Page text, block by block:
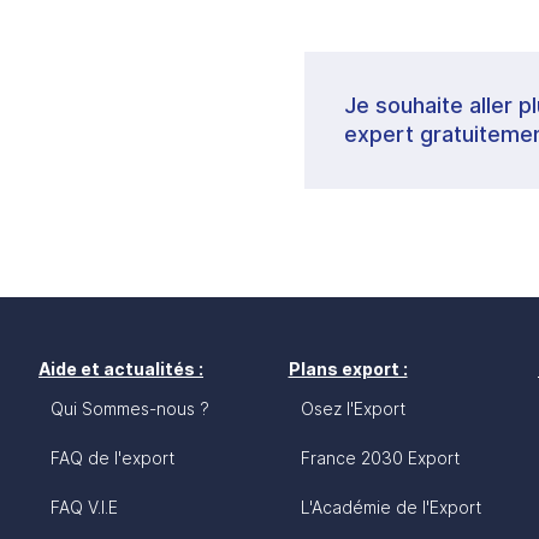
Je souhaite aller
expert
Aide et actualités :
Qui Sommes-nous ?
FAQ de l'export
FAQ V.I.E
Plans export :
Osez l'Export
France 2030 Export
L'Académie de l'Export